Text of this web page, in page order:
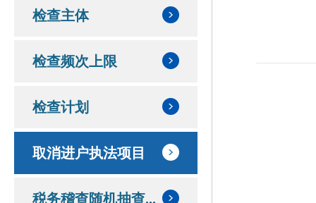
检查主体
检查频次上限
检查计划
取消进户执法项目
税务稽查随机抽查...